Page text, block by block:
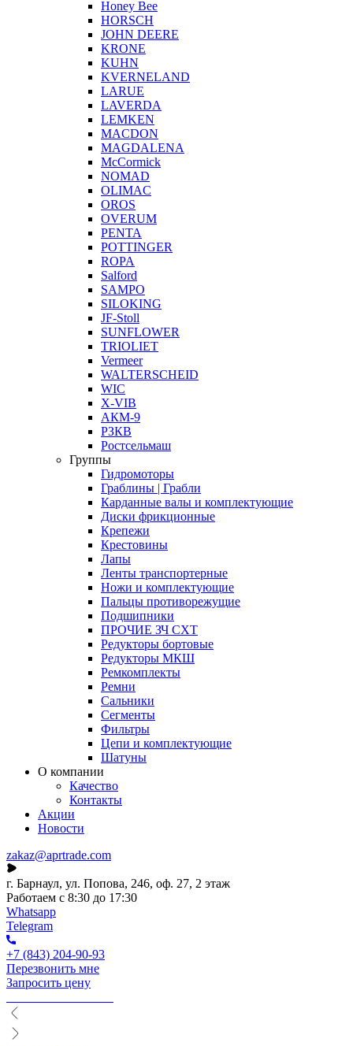
Honey Bee
HORSCH
JOHN DEERE
KRONE
KUHN
KVERNELAND
LARUE
LAVERDA
LEMKEN
MACDON
MAGDALENA
McCormick
NOMAD
OLIMAC
OROS
OVERUM
PENTA
POTTINGER
ROPA
Salford
SAMPO
SILOKING
JF-Stoll
SUNFLOWER
TRIOLIET
Vermeer
WALTERSCHEID
WIC
X-VIB
АКМ-9
РЗКВ
Ростсельмаш
Группы
Гидромоторы
Граблины | Грабли
Карданные валы и комплектующие
Диски фрикционные
Крепежи
Крестовины
Лапы
Ленты транспортерные
Ножи и комплектующие
Пальцы противорежущие
Подшипники
ПРОЧИЕ ЗЧ СХТ
Редукторы бортовые
Редукторы МКШ
Ремкомплекты
Ремни
Сальники
Сегменты
Фильтры
Цепи и комплектующие
Шатуны
О компании
Качество
Контакты
Акции
Новости
zakaz@aprtrade.com
г. Барнаул, ул. Попова, 246, оф. 27, 2 этаж
Работаем с 8:30 до 17:30
Whatsapp
Telegram
+7 (843) 204-90-93
Перезвонить мне
Запросить цену